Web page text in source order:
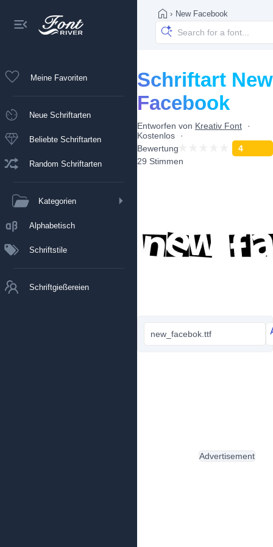
Meine Favoriten
Neue Schriftarten
Beliebte Schriftarten
Random Schriftarten
Kategorien
Alphabetisch
Schriftstile
Schriftgießereien
› New Facebook
Schriftart New
Facebook
Entworfen von Kreativ Font
Kostenlos
Bewertung
4
29 Stimmen
new_facebok.ttf
Advertisement